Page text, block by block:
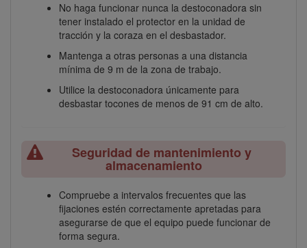
No haga funcionar nunca la destoconadora sin
tener instalado el protector en la unidad de
tracción y la coraza en el desbastador.
Mantenga a otras personas a una distancia
mínima de 9 m de la zona de trabajo.
Utilice la destoconadora únicamente para
desbastar tocones de menos de 91 cm de alto.
Seguridad de mantenimiento y
almacenamiento
Compruebe a intervalos frecuentes que las
fijaciones estén correctamente apretadas para
asegurarse de que el equipo puede funcionar de
forma segura.